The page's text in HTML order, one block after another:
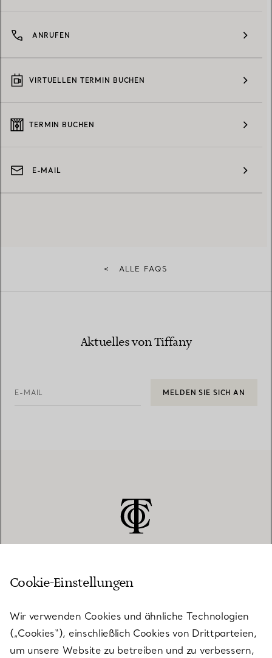
ANRUFEN
VIRTUELLEN TERMIN BUCHEN
TERMIN BUCHEN
E-MAIL
< ALLE FAQS
Aktuelles von Tiffany
E-MAIL MELDEN SIE SICH AN
KUNDENSERVICE
SERVICES
Cookie-Einstellungen
Wir verwenden Cookies und ähnliche Technologien
(„Cookies“), einschließlich Cookies von Drittparteien,
um unsere Website zu betreiben und zu verbessern,